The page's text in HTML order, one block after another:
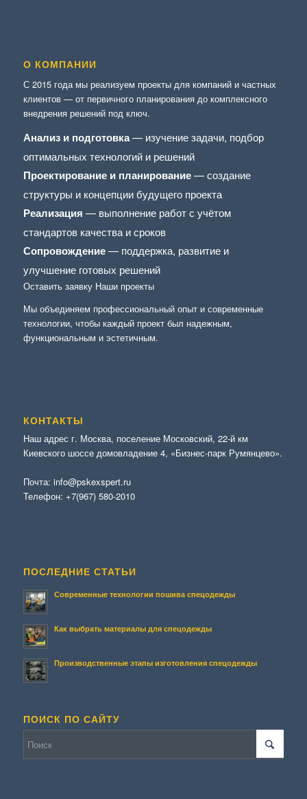
О КОМПАНИИ
С 2015 года мы реализуем проекты для компаний и частных
клиентов — от первичного планирования до комплексного
внедрения решений под ключ.
Анализ и подготовка— изучение задачи, подбор
оптимальных технологий и решений
Проектирование и планирование— создание
структуры и концепции будущего проекта
Реализация — выполнение работ с учётом
стандартов качества и сроков
Сопровождение— поддержка, развитие и
улучшение готовых решений
Оставить заявку Наши проекты
Мы объединяем профессиональный опыт и современные
технологии, чтобы каждый проект был надежным,
функциональным и эстетичным.
КОНТАКТЫ
Наш адрес г. Москва, поселение Московский, 22-й км
Киевского шоссе домовладение 4, «Бизнес-парк Румянцево».
Почта: info@pskexspert.ru
Телефон: +7(967) 580-2010
ПОСЛЕДНИЕ СТАТЬИ
Современные технологии пошива спецодежды
Как выбрать материалы для спецодежды
Производственные этапы изготовления спецодежды
ПОИСК ПО САЙТУ